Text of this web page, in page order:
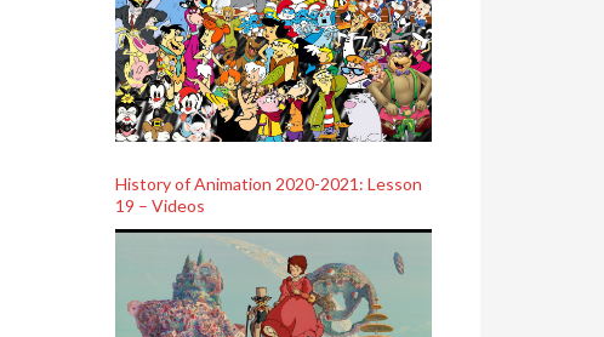
History of Animation 2020-2021: Lesson
19 – Videos